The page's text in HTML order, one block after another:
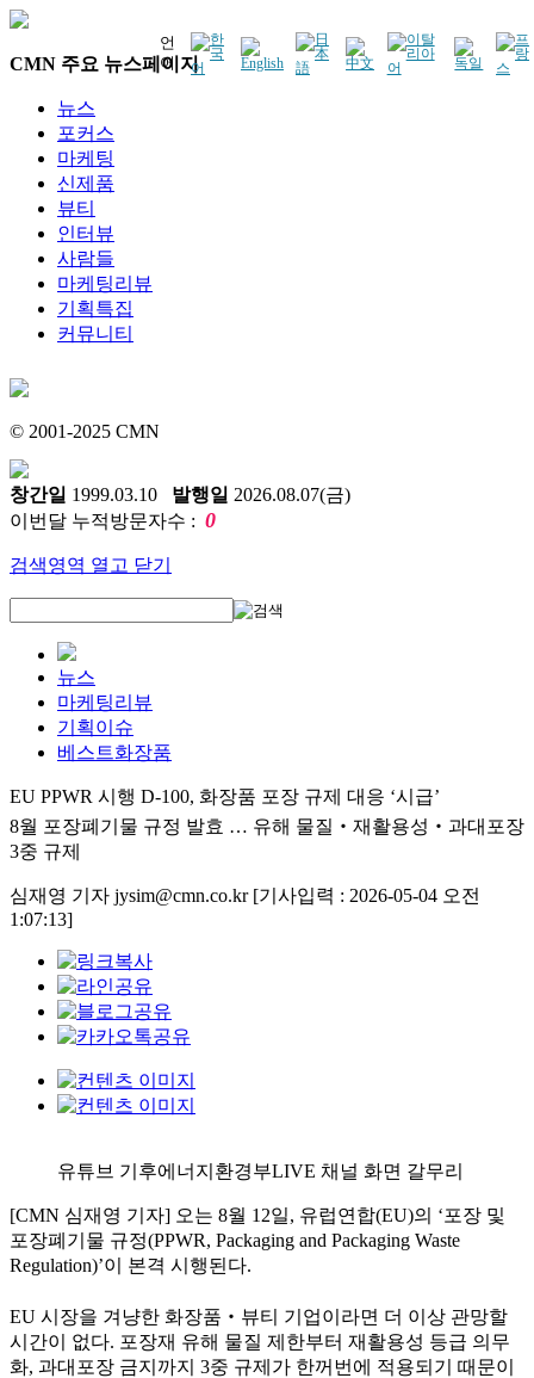
언
어
CMN 주요 뉴스페이지
뉴스
포커스
마케팅
신제품
뷰티
인터뷰
사람들
마케팅리뷰
기획특집
커뮤니티
© 2001-2025 CMN
창간일 1999.03.10 발행일 2026.08.07(금)
이번달 누적방문자수 : 0
검색영역 열고 닫기
뉴스
마케팅리뷰
기획이슈
베스트화장품
EU PPWR 시행 D-100, 화장품 포장 규제 대응 ‘시급’
8월 포장폐기물 규정 발효 … 유해 물질‧재활용성‧과대포장
3중 규제
심재영 기자 jysim@cmn.co.kr [기사입력 : 2026-05-04 오전
1:07:13]
유튜브 기후에너지환경부LIVE 채널 화면 갈무리
[CMN 심재영 기자] 오는 8월 12일, 유럽연합(EU)의 ‘포장 및
포장폐기물 규정(PPWR, Packaging and Packaging Waste
Regulation)’이 본격 시행된다.
EU 시장을 겨냥한 화장품‧뷰티 기업이라면 더 이상 관망할
시간이 없다. 포장재 유해 물질 제한부터 재활용성 등급 의무
화, 과대포장 금지까지 3중 규제가 한꺼번에 적용되기 때문이